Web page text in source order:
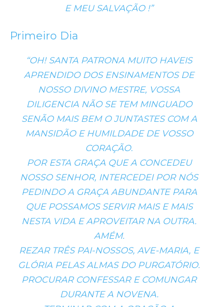
E MEU SALVAÇÃO !”
Primeiro Dia
“OH! SANTA PATRONA MUITO HAVEIS
APRENDIDO DOS ENSINAMENTOS DE
NOSSO DIVINO MESTRE, VOSSA
DILIGENCIA NÃO SE TEM MINGUADO
SENÃO MAIS BEM O JUNTASTES COM A
MANSIDÃO E HUMILDADE DE VOSSO
CORAÇÃO.
POR ESTA GRAÇA QUE A CONCEDEU
NOSSO SENHOR, INTERCEDEI POR NÓS
PEDINDO A GRAÇA ABUNDANTE PARA
QUE POSSAMOS SERVIR MAIS E MAIS
NESTA VIDA E APROVEITAR NA OUTRA.
AMÉM.
REZAR TRÊS PAI-NOSSOS, AVE-MARIA, E
GLÓRIA PELAS ALMAS DO PURGATÓRIO.
PROCURAR CONFESSAR E COMUNGAR
DURANTE A NOVENA.